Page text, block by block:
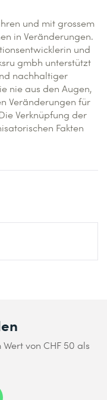
und mit grossem
in Veränderungen.
und
gmbh unterstützt
nachhaltiger
nie aus den Augen,
Veränderungen für
Verknüpfung der
Fakten
von CHF 50 als